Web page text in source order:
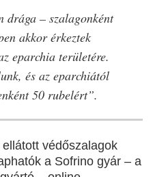
drága – szalagonként
akkor érkeztek
eparchia területére.
és az eparchiától
50 rubelért”.
védőszalagok
a Sofrino gyár – a